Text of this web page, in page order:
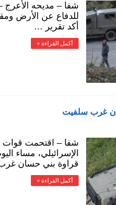
شفا – مديحه الأعرج
للدفاع عن الأرض
أكد تقرير …
أكمل القراءة »
غرب سلفيت
شفا – اقتحمت قوات
الإسرائيلي، مساء
قراوة بني حسان
أكمل القراءة »